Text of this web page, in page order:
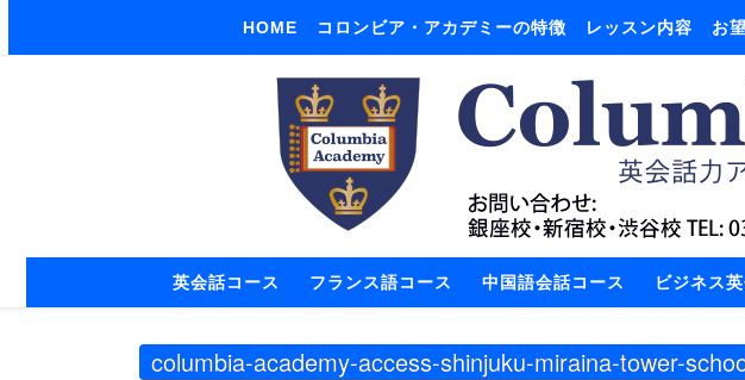
HOME コロンビア・アカデミーの特徴 レッスン内容 お
英会話コース フランス語コース 中国語会話コース ビジネス
columbia-academy-access-shinjuku-miraina-tower-